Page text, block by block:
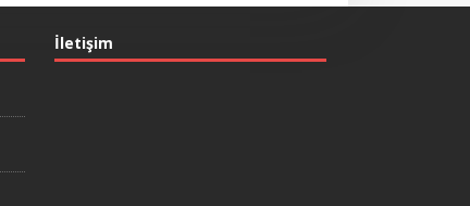
İletişim